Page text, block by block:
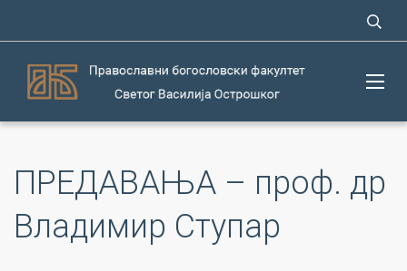
ПРЕДАВАЊА – проф. др
Владимир Ступар